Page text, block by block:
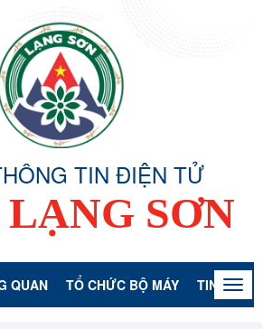
TIN ĐIỆN TỬ
SƠN
QUAN TỔ CHỨC BỘ MÁY TIN TỨC -